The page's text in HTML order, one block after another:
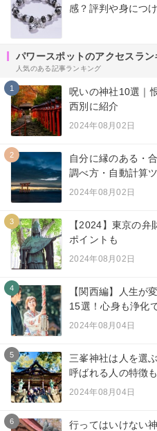
感？評判や身につ
パワースポットのアクセスラン
人気のある記事ランキング
1
呪いの神社10選｜
西別に紹介
2024年08月02日
2
自分に縁のある・
調べ方・自動計算
2024年08月02日
3
【2024】東京の
ポイントも
2024年08月02日
4
【関西編】人生が
15選！心身も浄化
2024年08月04日
5
三峯神社は人を選
呼ばれる人の特徴も
2024年08月04日
6
行ってはいけない